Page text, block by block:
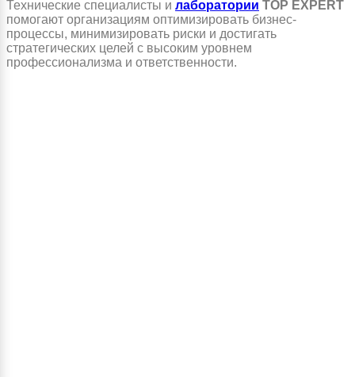
Технические специалисты и лаборатории TOP EXPERT
помогают организациям оптимизировать бизнес-
процессы, минимизировать риски и достигать
стратегических целей с высоким уровнем
профессионализма и ответственности.